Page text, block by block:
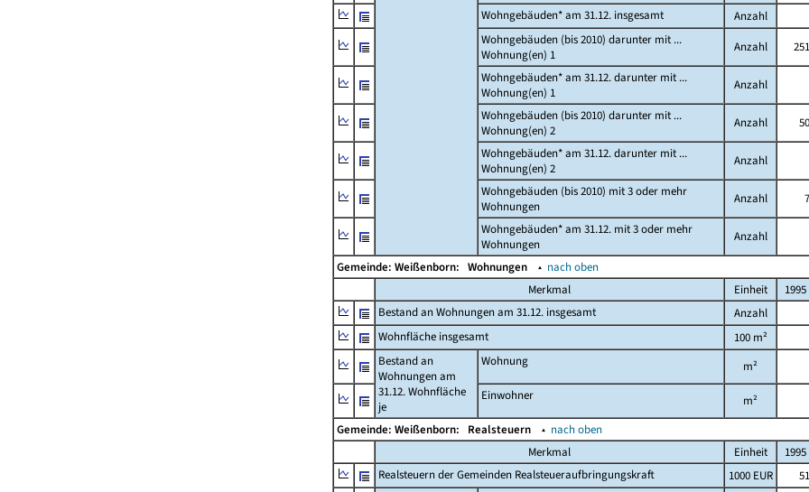
Wohngebäuden* am 31.12. insgesamt
Anzahl
Wohngebäuden (bis 2010) darunter mit ...
Wohnung(en) 1
Anzahl 251
Wohngebäuden* am 31.12. darunter mit ...
Wohnung(en) 1
Anzahl
Wohngebäuden (bis 2010) darunter mit ...
Wohnung(en) 2
Anzahl 50
Wohngebäuden* am 31.12. darunter mit ...
Wohnung(en) 2
Anzahl
Wohngebäuden (bis 2010) mit 3 oder mehr
Wohnungen
Anzahl 7
Wohngebäuden* am 31.12. mit 3 oder mehr
Wohnungen
Anzahl
Gemeinde: Weißenborn: Wohnungen ▴ nach oben
Merkmal
Einheit 1995
Bestand an Wohnungen am 31.12. insgesamt
Anzahl
Wohnfläche insgesamt
100 m²
Bestand an
Wohnungen am
31.12. Wohnfläche
je
Wohnung
m²
Einwohner
m²
Gemeinde: Weißenborn: Realsteuern ▴ nach oben
Merkmal
Einheit 1995
Realsteuern der Gemeinden Realsteueraufbringungskraft
1000 EUR 51